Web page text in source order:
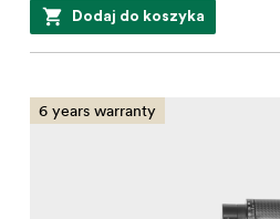
Dodaj do koszyka
6 years warranty